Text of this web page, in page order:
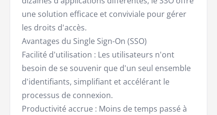
une solution efficace et conviviale pour gérer
les droits d'accès.
Avantages du Single Sign-On (SSO)
Facilité d'utilisation : Les utilisateurs n'ont
besoin de se souvenir que d'un seul ensemble
d'identifiants, simplifiant et accélérant le
processus de connexion.
Productivité accrue : Moins de temps passé à